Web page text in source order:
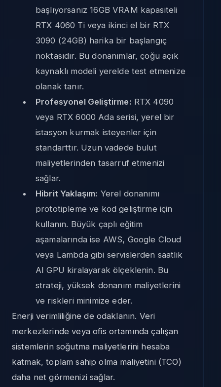
başlıyorsanız 16GB VRAM kapasiteli
RTX 4060 Ti veya ikinci el bir RTX
3090 (24GB) harika bir başlangıç
noktasıdır. Bu donanımlar, çoğu açık
kaynaklı modeli yerelde test etmenize
olanak tanır.
Profesyonel Geliştirme: RTX 4090
veya RTX 6000 Ada serisi, yerel bir
istasyon kurmak isteyenler için
standarttır. Uzun vadede bulut
maliyetlerinden tasarruf etmenizi
sağlar.
Hibrit Yaklaşım: Yerel donanımı
prototipleme ve kod geliştirme için
kullanın. Büyük çaplı eğitim
aşamalarında ise AWS, Google Cloud
veya Lambda gibi servislerden saatlik
AI GPU kiralayarak ölçeklenin. Bu
strateji, yüksek donanım maliyetlerini
ve riskleri minimize eder.
Enerji verimliliğine de odaklanın. Veri
merkezlerinde veya ofis ortamında çalışan
sistemlerin soğutma maliyetlerini hesaba
katmak, toplam sahip olma maliyetini (TCO)
daha net görmenizi sağlar.